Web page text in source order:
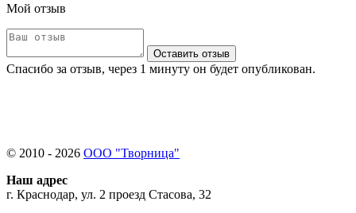
Мой отзыв
Оставить отзыв
Спасибо за отзыв, через 1 минуту он будет опубликован.
© 2010 - 2026 ООО "Творница"
Наш адрес
г. Краснодар, ул. 2 проезд Стасова, 32